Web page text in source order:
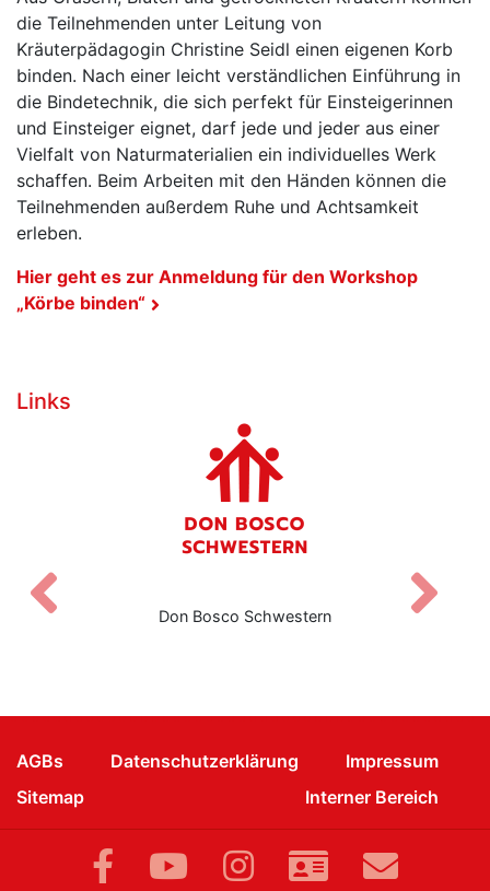
die Teilnehmenden unter Leitung von
Kräuterpädagogin Christine Seidl einen eigenen Korb
binden. Nach einer leicht verständlichen Einführung in
die Bindetechnik, die sich perfekt für Einsteigerinnen
und Einsteiger eignet, darf jede und jeder aus einer
Vielfalt von Naturmaterialien ein individuelles Werk
schaffen. Beim Arbeiten mit den Händen können die
Teilnehmenden außerdem Ruhe und Achtsamkeit
erleben.
Hier geht es zur Anmeldung für den Workshop
„Körbe binden“
Links
Don Bosco Schwestern
Zurück
AGBs Datenschutzerklärung
Impressum
Sitemap
Interner Bereich